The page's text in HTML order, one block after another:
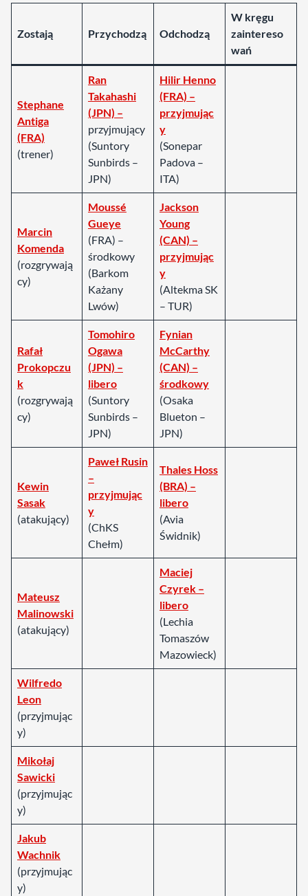
Zostają Przychodzą Odchodzą
W kręgu
zaintereso
wań
Stephane
Antiga
(FRA)
(trener)
Ran
Takahashi
(JPN) –
przyjmujący
(Suntory
Sunbirds –
JPN)
Hilir Henno
(FRA) –
przyjmując
y
(Sonepar
Padova –
ITA)
Marcin
Komenda
(rozgrywają
cy)
Moussé
Gueye
(FRA) –
środkowy
(Barkom
Każany
Lwów)
Jackson
Young
(CAN) –
przyjmując
y
(Altekma SK
– TUR)
Rafał
Prokopczu
k
(rozgrywają
cy)
Tomohiro
Ogawa
(JPN) –
libero
(Suntory
Sunbirds –
JPN)
Fynian
McCarthy
(CAN) –
środkowy
(Osaka
Blueton –
JPN)
Kewin
Sasak
(atakujący)
Paweł Rusin
–
przyjmując
y
(ChKS
Chełm)
Thales Hoss
(BRA) –
libero
(Avia
Świdnik)
Mateusz
Malinowski
(atakujący)
Maciej
Czyrek –
libero
(Lechia
Tomaszów
Mazowieck)
Wilfredo
Leon
(przyjmując
y)
Mikołaj
Sawicki
(przyjmując
y)
Jakub
Wachnik
(przyjmując
y)